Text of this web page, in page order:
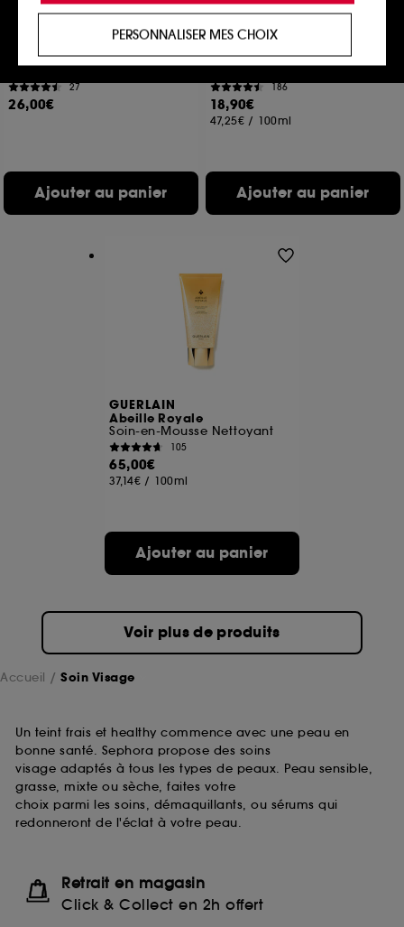
Redness rescue power kit
Coffret soin visage
27
26,00€
Ajouter au panier
BYOMA
Phyto-Mucin Glow Serum
Sérum Hydratant
186
18,90€
47,25€ / 100ml
Ajouter au panier
GUERLAIN
Abeille Royale
Soin-en-Mousse Nettoyant
105
65,00€
37,14€ / 100ml
Ajouter au panier
Voir plus de produits
Accueil Soin Visage
Un teint frais et healthy commence avec une peau en
bonne santé. Sephora propose des soins
visage adaptés à tous les types de peaux. Peau sensible,
grasse, mixte ou sèche, faites votre
choix parmi les soins, démaquillants, ou sérums qui
redonneront de l'éclat à votre peau.
Retrait en magasin
Click & Collect en 2h offert
produits, des services et des contenus qui
proposer des offres promotionnelles adaptées à
votre profil.
Cookies réseaux sociaux et publicité :
utilisés pour vous présenter du contenu susceptible
de vous plaire via des publicités, y compris sur des
navigation, et de l'historique de vos interactions.
Cookies de mesure d’audience :ils nous
fréquentation et de navigation sur notre site afin
Cookies de sécurisation des paiements en ligne :
ils nous permettent de lutter notamment contre les
fraudes aux moyens de paiement et les
usurpations d’identité.
permettant l’affichage et/ou la fourniture de
certaines fonctionnalités du site, tel que les
cookies d’authentification qui sont utilisés afin de
vous faire bénéficier de l’authentification
prolongée vous permettant d’accéder à votre
compte lors de votre prochaine visite sur le site
pouvez personnaliser vos choix concernant le dépôt
de ces cookies grâce au bouton "personnaliser mes
choix" ci-dessous ou décider de "tout accepter".
Sephora pourra associer les informations de
collectées ou générées lors de votre activité en ligne
ou en magasin. Pour refuser tous les cookies, cliques
sur "continuer sans accepter". Voous pouvez à tout
moment choisir de retirer votrte consentement. Si vous
souhaitez obtenir plus d'information sur les cookies
utilisés, cliquezici.
PERSONNALISER MES CHOIX